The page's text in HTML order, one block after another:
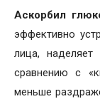
Аскорбил
эффективно
лица,
сравнению с
меньше